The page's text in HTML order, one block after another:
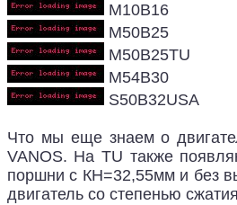
M10B16
M50B25
M50B25TU
M54B30
S50B32USA
Что мы еще знаем о
VANOS. На TU также
поршни с КН=32,55мм и без
двигатель со степенью